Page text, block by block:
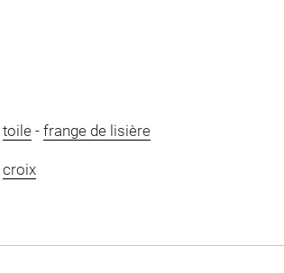
toile- frange de lisière
croix